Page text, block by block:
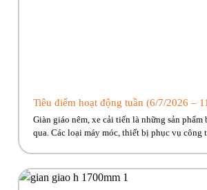
Tiêu điểm hoạt động tuần (6/7/2026 –
Giàn giáo nêm, xe cải tiến là những sản phẩm
qua. Các loại máy móc, thiết bị phục vụ công